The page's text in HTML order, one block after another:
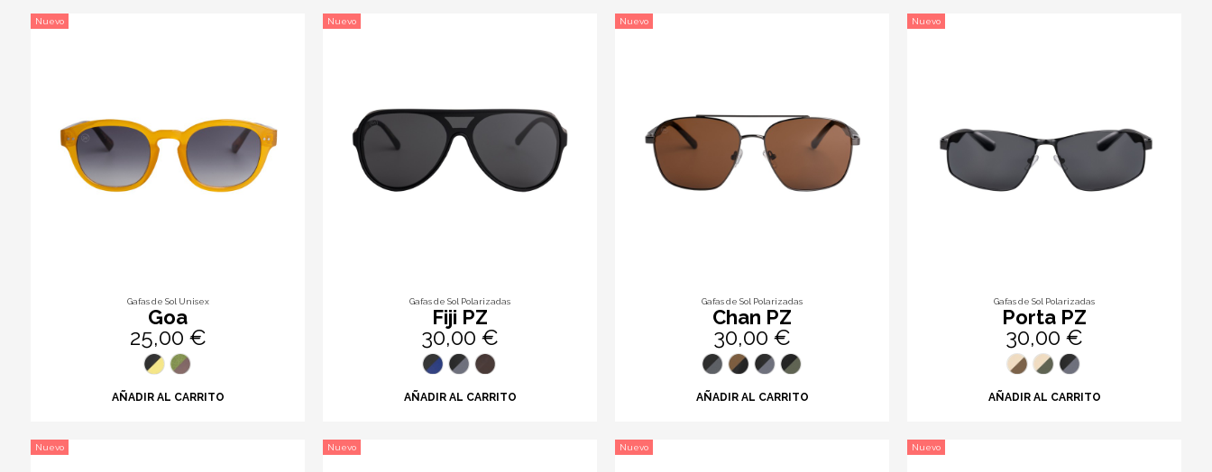
Nuevo
Gafas de Sol Unisex
Goa
25,00 €
AÑADIR AL CARRITO
Nuevo
Gafas de Sol Polarizadas
Fiji PZ
30,00 €
AÑADIR AL CARRITO
Nuevo
Gafas de Sol Polarizadas
Chan PZ
30,00 €
AÑADIR AL CARRITO
Nuevo
Gafas de Sol Polarizadas
Porta PZ
30,00 €
AÑADIR AL CARRITO
Nuevo Nuevo Nuevo Nuevo